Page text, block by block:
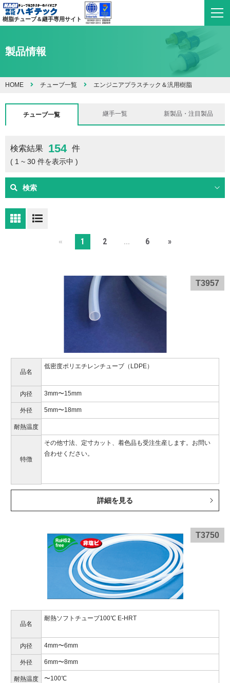
樹脂チューブ＆継手専用サイト
製品情報
HOME チューブ一覧 エンジニアプラスチック＆汎用樹脂
チューブ一覧 継手一覧 新製品・注目製品
検索結果 154 件
( 1 ~ 30 件を表示中 )
検索
« 1 2 ... 6 »
T3957
品名
低密度ポリエチレンチューブ（LDPE）
内径 3mm〜15mm
外径 5mm〜18mm
耐熱温度
特徴
その他寸法、定寸カット、着色品も受注生産します。お問い
合わせください。
詳細を見る
T3750
品名
耐熱ソフトチューブ100℃ E-HRT
内径 4mm〜6mm
外径 6mm〜8mm
耐熱温度 〜100℃